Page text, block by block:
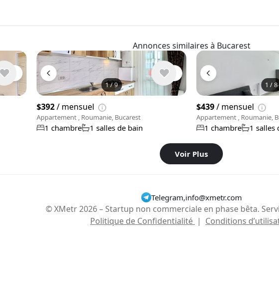
Annonces similaires à Bucarest
1/9
$392/ mensuel
Appartement , Roumanie, Bucarest
1 chambre 1 salles de bain
1 /8
$439/ mensuel
Appartement , Roumanie,
1 chambre 1 salles
Voir Plus
Telegram,info@xmetr.com
© XMetr 2026 – Startup non commerciale en phase bêta.
Politique de Confidentialité | Conditions